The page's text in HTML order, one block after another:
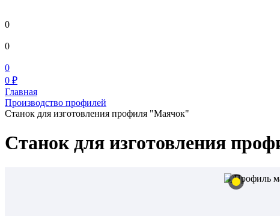
0
0
0
0 ₽
Главная
Производство профилей
Станок для изготовления профиля "Маячок"
Станок для изготовления